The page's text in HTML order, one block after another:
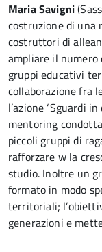
Maria Savigni
costruzione di una
costruttori di
ampliare il numero
gruppi educativi
collaborazione fra
l’azione ‘Sguardi
mentoring
piccoli gruppi di
rafforzare w la
studio. Inoltre un
formato in modo
territoriali;
generazioni e